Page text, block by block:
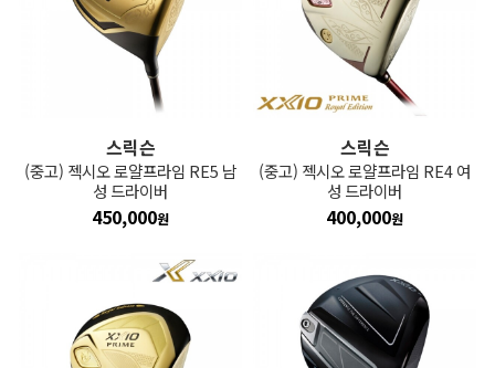
스릭슨
(중고) 젝시오 로얄프라임 RE5 남
성 드라이버
450,000원
스릭슨
(중고) 젝시오 로얄프라임 RE4 여
성 드라이버
400,000원